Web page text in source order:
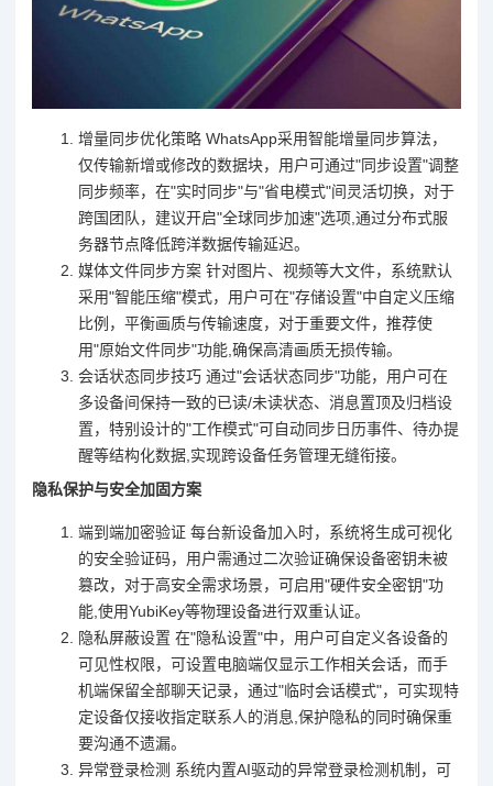
增量同步优化策略 WhatsApp采用智能增量同步算法，
仅传输新增或修改的数据块，用户可通过"同步设置"调整
同步频率，在"实时同步"与"省电模式"间灵活切换，对于
跨国团队，建议开启"全球同步加速"选项,通过分布式服
务器节点降低跨洋数据传输延迟。
媒体文件同步方案 针对图片、视频等大文件，系统默认
采用"智能压缩"模式，用户可在"存储设置"中自定义压缩
比例，平衡画质与传输速度，对于重要文件，推荐使
用"原始文件同步"功能,确保高清画质无损传输。
会话状态同步技巧 通过"会话状态同步"功能，用户可在
多设备间保持一致的已读/未读状态、消息置顶及归档设
置，特别设计的"工作模式"可自动同步日历事件、待办提
醒等结构化数据,实现跨设备任务管理无缝衔接。
隐私保护与安全加固方案
端到端加密验证 每台新设备加入时，系统将生成可视化
的安全验证码，用户需通过二次验证确保设备密钥未被
篡改，对于高安全需求场景，可启用"硬件安全密钥"功
能,使用YubiKey等物理设备进行双重认证。
隐私屏蔽设置 在"隐私设置"中，用户可自定义各设备的
可见性权限，可设置电脑端仅显示工作相关会话，而手
机端保留全部聊天记录，通过"临时会话模式"，可实现特
定设备仅接收指定联系人的消息,保护隐私的同时确保重
要沟通不遗漏。
异常登录检测 系统内置AI驱动的异常登录检测机制，可